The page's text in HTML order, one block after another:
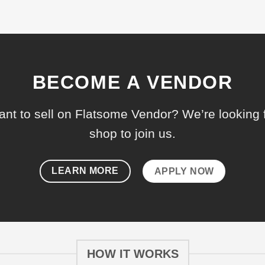
BECOME A VENDOR
to sell on Flatsome Vendor? We’re looking
shop to join us.
LEARN MORE APPLY NOW
HOW IT WORKS